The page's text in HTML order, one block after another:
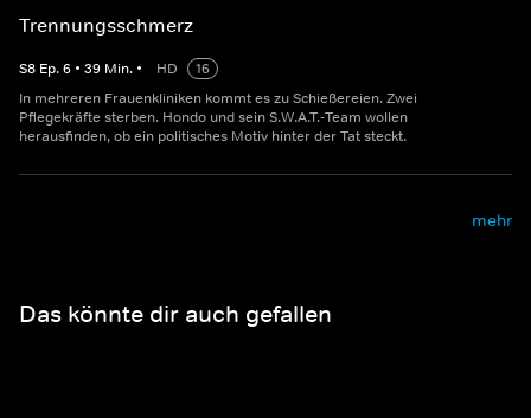
Trennungsschmerz
S8 Ep.6 • 39 Min. • HD
16
In mehreren Frauenkliniken kommt es zu Schießereien. Zwei
Pflegekräfte sterben. Hondo und sein S.W.A.T.-Team wollen
herausfinden, ob ein politisches Motiv hinter der Tat steckt.
mehr
Das könnte dir auch gefallen